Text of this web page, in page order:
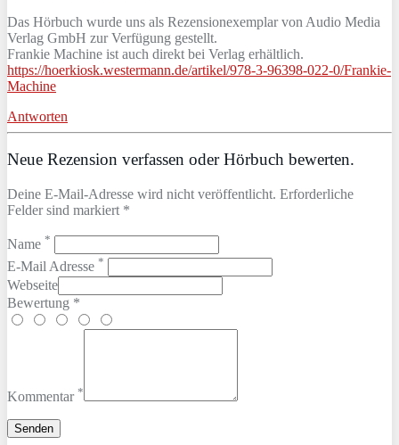
Das Hörbuch wurde uns als Rezensionexemplar von Audio Media
Verlag GmbH zur Verfügung gestellt.
Frankie Machine ist auch direkt bei Verlag erhältlich.
https://hoerkiosk.westermann.de/artikel/978-3-96398-022-0/Frankie-
Machine
Antworten
Neue Rezension verfassen oder Hörbuch bewerten.
Deine E-Mail-Adresse wird nicht veröffentlicht. Erforderliche
Felder sind markiert *
Name *
E-Mail Adresse *
Webseite
Bewertung *
Kommentar *